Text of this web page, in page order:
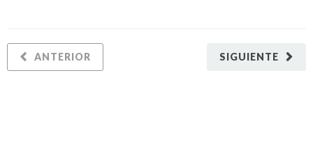
SIGUIENTE
ANTERIOR